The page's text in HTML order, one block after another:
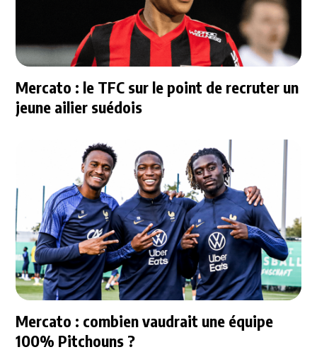
Mercato : le TFC sur le point de recruter un
jeune ailier suédois
Mercato : combien vaudrait une équipe
100% Pitchouns ?